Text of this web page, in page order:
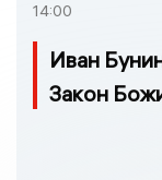
14:00
Иван
Закон